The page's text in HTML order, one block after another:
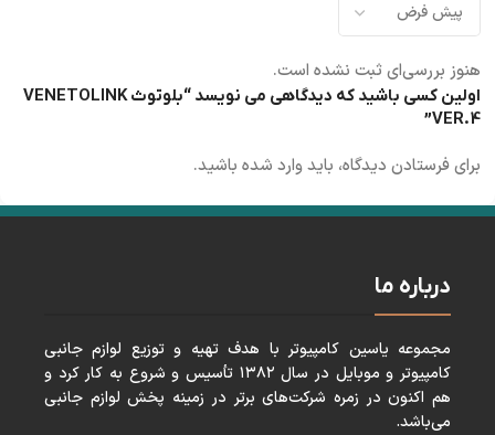
هنوز بررسی‌ای ثبت نشده است.
اولین کسی باشید که دیدگاهی می نویسد “بلوتوث VENETOLINK
VER.4”
برای فرستادن دیدگاه، بایدوارد شده باشید.
درباره ما
مجموعه ياسين كامپيوتر با هدف تهيه و توزيع لوازم جانبی
كامپيوتر و موبايل در سال ١٣٨٢ تأسيس و شروع به كار كرد و
هم اكنون در زمره شركت‌های برتر در زمينه پخش لوازم جانبی
می‌باشد.